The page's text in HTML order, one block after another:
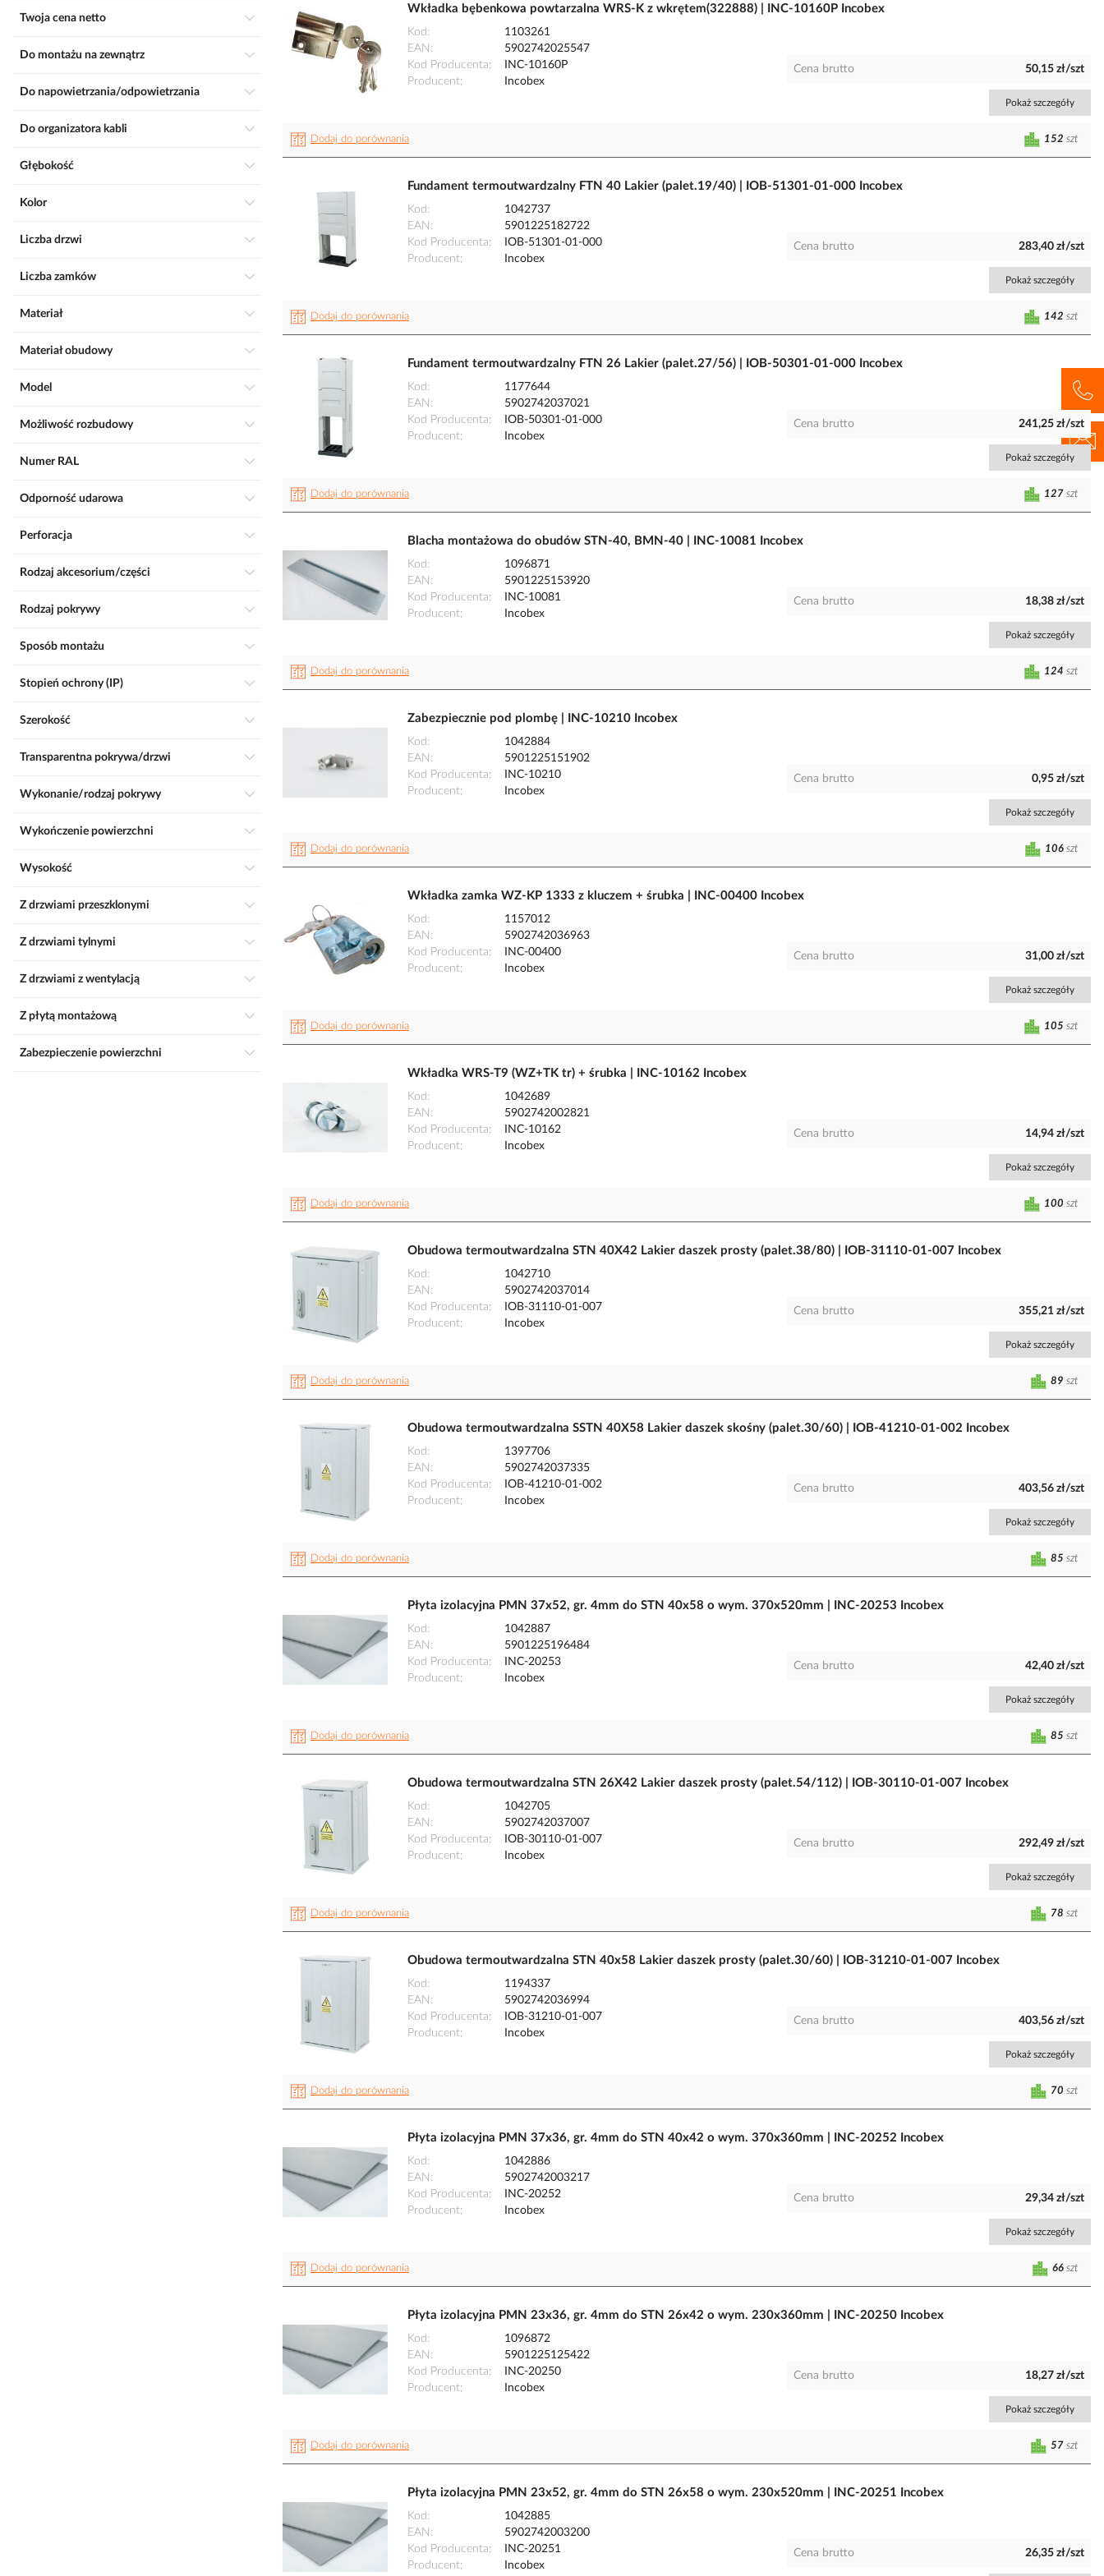
Wkładka bębenkowa powtarzalna WRS-K z wkrętem(322888) | INC-10160P Incobex
Kod
1103261
EAN
5902742025547
Kod Producenta
INC-10160P
Producent
Incobex
Cena brutto 50,15 zł/szt
Pokaż szczegóły
Dodaj do porównania 152 szt
Fundament termoutwardzalny FTN 40 Lakier (palet.19/40) | IOB-51301-01-000 Incobex
Kod
1042737
EAN
5901225182722
Kod Producenta
IOB-51301-01-000
Producent
Incobex
Cena brutto 283,40 zł/szt
Pokaż szczegóły
Dodaj do porównania 142 szt
Fundament termoutwardzalny FTN 26 Lakier (palet.27/56) | IOB-50301-01-000 Incobex
Kod
1177644
EAN
5902742037021
Kod Producenta
IOB-50301-01-000
Producent
Incobex
Cena brutto 241,25 zł/szt
Pokaż szczegóły
Dodaj do porównania 127 szt
Blacha montażowa do obudów STN-40, BMN-40 | INC-10081 Incobex
Kod
1096871
EAN
5901225153920
Kod Producenta
INC-10081
Producent
Incobex
Cena brutto 18,38 zł/szt
Pokaż szczegóły
Dodaj do porównania 124 szt
Zabezpiecznie pod plombę | INC-10210 Incobex
Kod
1042884
EAN
5901225151902
Kod Producenta
INC-10210
Producent
Incobex
Cena brutto 0,95 zł/szt
Pokaż szczegóły
Dodaj do porównania 106 szt
Wkładka zamka WZ-KP 1333 z kluczem + śrubka | INC-00400 Incobex
Kod
1157012
EAN
5902742036963
Kod Producenta
INC-00400
Producent
Incobex
Cena brutto 31,00 zł/szt
Pokaż szczegóły
Dodaj do porównania 105 szt
Wkładka WRS-T9 (WZ+TK tr) + śrubka | INC-10162 Incobex
Kod
1042689
EAN
5902742002821
Kod Producenta
INC-10162
Producent
Incobex
Cena brutto 14,94 zł/szt
Pokaż szczegóły
Dodaj do porównania 100 szt
Obudowa termoutwardzalna STN 40X42 Lakier daszek prosty (palet.38/80) | IOB-31110-01-007 Incobex
Kod
1042710
EAN
5902742037014
Kod Producenta
IOB-31110-01-007
Producent
Incobex
Cena brutto 355,21 zł/szt
Pokaż szczegóły
Dodaj do porównania 89 szt
Obudowa termoutwardzalna SSTN 40X58 Lakier daszek skośny (palet.30/60) | IOB-41210-01-002 Incobex
Kod
1397706
EAN
5902742037335
Kod Producenta
IOB-41210-01-002
Producent
Incobex
Cena brutto 403,56 zł/szt
Pokaż szczegóły
Dodaj do porównania 85 szt
Płyta izolacyjna PMN 37x52, gr. 4mm do STN 40x58 o wym. 370x520mm | INC-20253 Incobex
Kod
1042887
EAN
5901225196484
Kod Producenta
INC-20253
Producent
Incobex
Cena brutto 42,40 zł/szt
Pokaż szczegóły
Dodaj do porównania 85 szt
Obudowa termoutwardzalna STN 26X42 Lakier daszek prosty (palet.54/112) | IOB-30110-01-007 Incobex
Kod
1042705
EAN
5902742037007
Kod Producenta
IOB-30110-01-007
Producent
Incobex
Cena brutto 292,49 zł/szt
Pokaż szczegóły
Dodaj do porównania 78 szt
Obudowa termoutwardzalna STN 40x58 Lakier daszek prosty (palet.30/60) | IOB-31210-01-007 Incobex
Kod
1194337
EAN
5902742036994
Kod Producenta
IOB-31210-01-007
Producent
Incobex
Cena brutto 403,56 zł/szt
Pokaż szczegóły
Dodaj do porównania 70 szt
Płyta izolacyjna PMN 37x36, gr. 4mm do STN 40x42 o wym. 370x360mm | INC-20252 Incobex
Kod
1042886
EAN
5902742003217
Kod Producenta
INC-20252
Producent
Incobex
Cena brutto 29,34 zł/szt
Pokaż szczegóły
Dodaj do porównania 66 szt
Płyta izolacyjna PMN 23x36, gr. 4mm do STN 26x42 o wym. 230x360mm | INC-20250 Incobex
Kod
1096872
EAN
5901225125422
Kod Producenta
INC-20250
Producent
Incobex
Cena brutto 18,27 zł/szt
Pokaż szczegóły
Dodaj do porównania 57 szt
Płyta izolacyjna PMN 23x52, gr. 4mm do STN 26x58 o wym. 230x520mm | INC-20251 Incobex
Kod
1042885
EAN
5902742003200
Kod Producenta
INC-20251
Producent
Incobex
Cena brutto 26,35 zł/szt
Twoja cena netto
Do montażu na zewnątrz
Do napowietrzania/odpowietrzania
Do organizatora kabli
Głębokość
Kolor
Liczba drzwi
Liczba zamków
Materiał
Materiał obudowy
Model
Możliwość rozbudowy
Numer RAL
Odporność udarowa
Perforacja
Rodzaj akcesorium/części
Rodzaj pokrywy
Sposób montażu
Stopień ochrony (IP)
Szerokość
Transparentna pokrywa/drzwi
Wykonanie/rodzaj pokrywy
Wykończenie powierzchni
Wysokość
Z drzwiami przeszklonymi
Z drzwiami tylnymi
Z drzwiami z wentylacją
Z płytą montażową
Zabezpieczenie powierzchni